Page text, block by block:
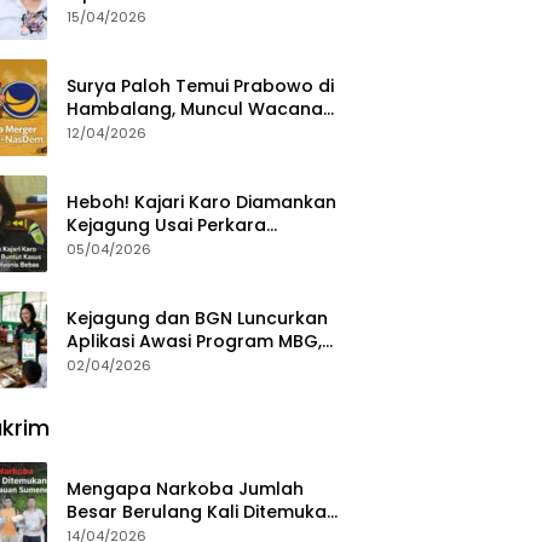
15/04/2026
Surya Paloh Temui Prabowo di
Hambalang, Muncul Wacana
Penggabungan NasDem dan
12/04/2026
Heboh! Kajari Karo Diamankan
Kejagung Usai Perkara
Videografer Divonis Bebas
05/04/2026
Kejagung dan BGN Luncurkan
Aplikasi Awasi Program MBG,
Begini Cara Lapornya
02/04/2026
Mengapa Narkoba Jumlah
Besar Berulang Kali Ditemukan
di Wilayah Kepulauan
14/04/2026